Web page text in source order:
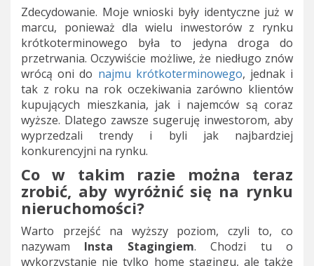
Zdecydowanie. Moje wnioski były identyczne już w
marcu, ponieważ dla wielu inwestorów z rynku
krótkoterminowego była to jedyna droga do
przetrwania. Oczywiście możliwe, że niedługo znów
wrócą oni do najmu krótkoterminowego, jednak i
tak z roku na rok oczekiwania zarówno klientów
kupujących mieszkania, jak i najemców są coraz
wyższe. Dlatego zawsze sugeruję inwestorom, aby
wyprzedzali trendy i byli jak najbardziej
konkurencyjni na rynku.
Co w takim razie można teraz
zrobić, aby wyróżnić się na rynku
nieruchomości?
Warto przejść na wyższy poziom, czyli to, co
nazywam Insta Stagingiem. Chodzi tu o
wykorzystanie nie tylko home stagingu, ale także